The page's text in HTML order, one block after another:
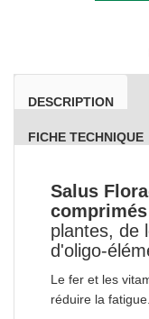
DESCRIPTION
FICHE TECHNIQUE
Salus
comprimés
plantes, de
d'oligo-
Le fer et les
réduire la fatigue.